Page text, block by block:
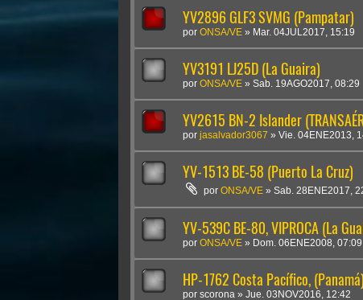
YV2896 GLF3 SVMG (Pampatar)
por ONSA/VE » Mar. 04JUL2017, 15:19
YV3191 LJ25D (La Guaira)
por ONSA/VE » Sab. 19AGO2017, 08:29
YV2615 BN-2 Islander
por jasalvador3067 » Vie. 04ENE2013,
YV-1513 BE-58 (Puerto La Cruz)
porONSA/VE »Sab. 28ENE2017,
YV-539C BE-80, VIPROCA (La
por ONSA/VE » Dom. 06ENE2008, 07:09
HP-1762 Costa Pacífico, (Panamá)
por scorona » Jue. 03NOV2016, 12:42